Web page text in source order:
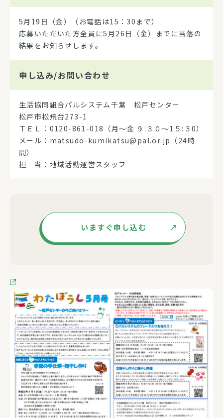
5月19日（金）（お電話は15：30まで）
応募いただいた方全員に5月26日（金）までに当落の
結果をお知らせします。
申し込み/お問い合わせ
生活協同組合パルシステム千葉 松戸センター
松戸市松飛台273-1
ＴＥＬ：0120-861-018（月～金 ９:３０～1５:３0）
メール：matsudo-kumikatsu@pal.or.jp（24時
間）
担 当：地域活動運営スタッフ
いますぐ申し込む